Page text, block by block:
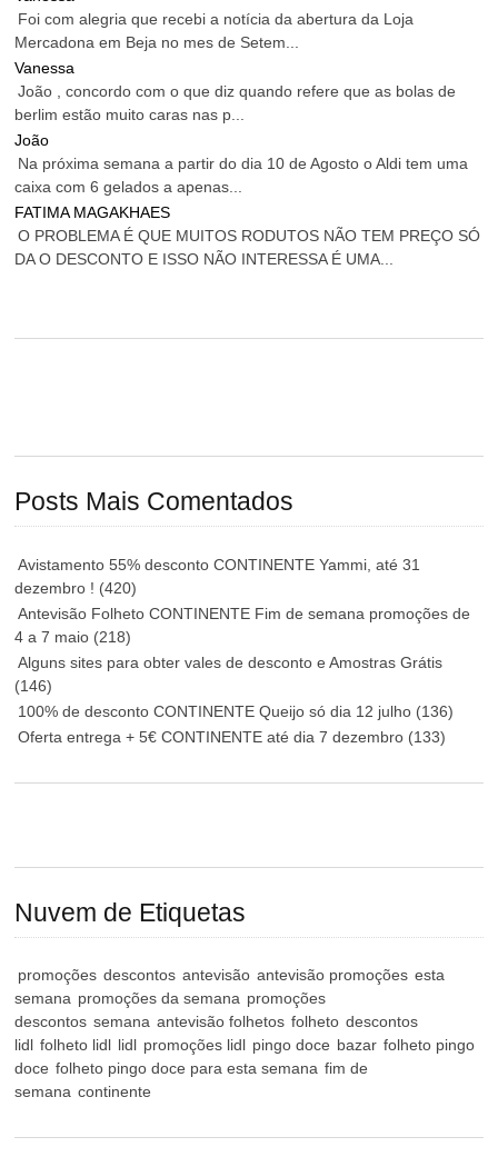
Foi com alegria que recebi a notícia da abertura da Loja
Mercadona em Beja no mes de Setem...
Vanessa
João , concordo com o que diz quando refere que as bolas de
berlim estão muito caras nas p...
João
Na próxima semana a partir do dia 10 de Agosto o Aldi tem uma
caixa com 6 gelados a apenas...
FATIMA MAGAKHAES
O PROBLEMA É QUE MUITOS RODUTOS NÃO TEM PREÇO SÓ
DA O DESCONTO E ISSO NÃO INTERESSA É UMA...
Posts Mais Comentados
Avistamento 55% desconto CONTINENTE Yammi, até 31
dezembro ! (420)
Antevisão Folheto CONTINENTE Fim de semana promoções de
4 a 7 maio (218)
Alguns sites para obter vales de desconto e Amostras Grátis
(146)
100% de desconto CONTINENTE Queijo só dia 12 julho (136)
Oferta entrega + 5€ CONTINENTE até dia 7 dezembro (133)
Nuvem de Etiquetas
promoções descontos antevisão antevisão promoções esta
semana promoções da semana promoções
descontos semana antevisão folhetos folheto descontos
lidl folheto lidl lidl promoções lidl pingo doce bazar folheto pingo
doce folheto pingo doce para esta semana fim de
semana continente